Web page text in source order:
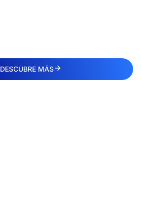
DESCUBRE MÁS